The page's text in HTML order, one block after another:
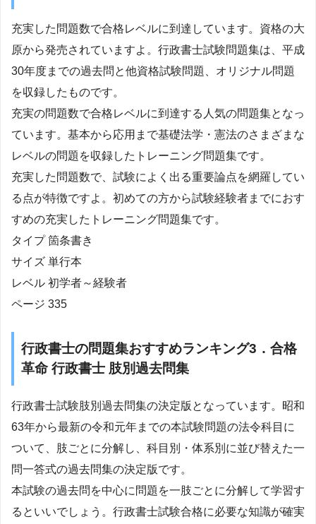
充実した問題数で合格レベルに到達しています。資格の大
原から発売されていますよ。行政書士試験問題集は、平成
30年度までの過去問と他資格試験問題、オリジナル問題
を収録したものです。
充実の問題数で合格レベルに到達する人気の問題集となっ
ています。基本から応用まで基礎法学・憲法のさまざまな
レベルの問題を収録したトレーニング問題集です。
充実した問題数で、試験によく出る重要論点を網羅してい
る点が特徴ですよ。初めての方から試験経験者までにおす
すめの充実したトレーニング問題集です。
タイプ 箇条書き
サイズ 単行本
レベル 初学者～経験者
ページ 335
行政書士の問題集おすすめランキング3．合格
革命 行政書士 肢別過去問集
行政書士試験肢別過去問集の決定版となっています。昭和
63年から最新の令和元年までの本試験問題の法令科目に
ついて、肢ごとに分解し、科目別・体系別に並び替えた一
問一答式の過去問集の決定版です。
本試験の過去問を中心に問題を一肢ごとに分解して学習す
るといいでしょう。行政書士試験合格に必要な知識が確実